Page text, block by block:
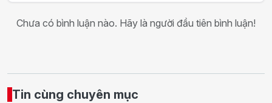
Chưa có bình luận nào. Hãy là người đầu tiên bình luận!
Tin cùng chuyên mục